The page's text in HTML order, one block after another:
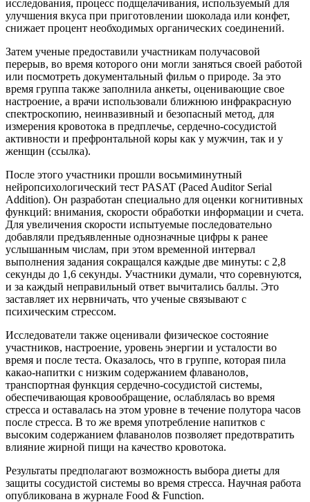
исследования, процесс подщелачивания, используемый для
улучшения вкуса при приготовлении шоколада или конфет,
снижает процент необходимых органических соединений.
Затем ученые предоставили участникам получасовой
перерыв, во время которого они могли заняться своей работой
или посмотреть документальный фильм о природе. За это
время группа также заполнила анкеты, оценивающие свое
настроение, а врачи использовали ближнюю инфракрасную
спектроскопию, неинвазивный и безопасный метод, для
измерения кровотока в предплечье, сердечно-сосудистой
активности и префронтальной коры как у мужчин, так и у
женщин (ссылка).
После этого участники прошли восьмиминутный
нейропсихологический тест PASAT (Paced Auditor Serial
Addition). Он разработан специально для оценки когнитивных
функций: внимания, скорости обработки информации и счета.
Для увеличения скорости испытуемые последовательно
добавляли предъявленные однозначные цифры к ранее
услышанным числам, при этом временной интервал
выполнения задания сокращался каждые две минуты: с 2,8
секунды до 1,6 секунды. Участники думали, что соревнуются,
и за каждый неправильный ответ вычитались баллы. Это
заставляет их нервничать, что ученые связывают с
психическим стрессом.
Исследователи также оценивали физическое состояние
участников, настроение, уровень энергии и усталости во
время и после теста. Оказалось, что в группе, которая пила
какао-напитки с низким содержанием флаванолов,
транспортная функция сердечно-сосудистой системы,
обеспечивающая кровообращение, ослаблялась во время
стресса и оставалась на этом уровне в течение полутора часов
после стресса. В то же время употребление напитков с
высоким содержанием флаванолов позволяет предотвратить
влияние жирной пищи на качество кровотока.
Результаты предполагают возможность выбора диеты для
защиты сосудистой системы во время стресса. Научная работа
опубликована в журнале Food & Function.